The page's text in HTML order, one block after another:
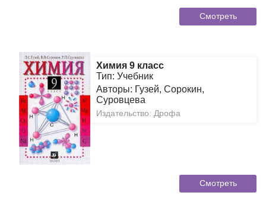
Смотреть
Химия 9 класс
Тип: Учебник
Авторы: Гузей, Сорокин,
Суровцева
Издательство: Дрофа
Смотреть